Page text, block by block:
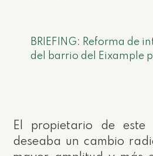
BRIEFING: Reforma de
del barrio del Eixample
El propietario de
deseaba un cambio